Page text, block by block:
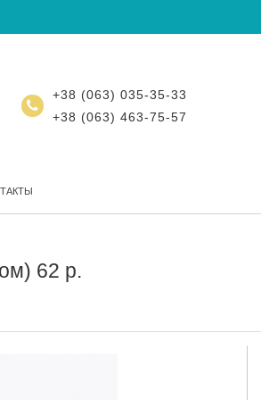
+38 (063) 035-35-33
+38 (063) 463-75-57
62 р.